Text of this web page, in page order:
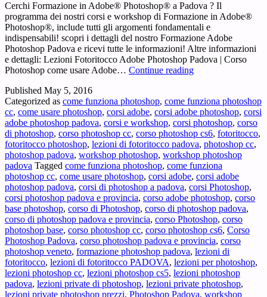
Cerchi Formazione in Adobe® Photoshop® a Padova ? Il
programma dei nostri corsi e workshop di Formazione in Adobe®
Photoshop®, include tutti gli argomenti fondamentali e
indispensabili! scopri i dettagli del nostro Formazione Adobe
Photoshop Padova e ricevi tutte le informazioni! Altre informazioni
e dettagli: Lezioni Fotoritocco Adobe Photoshop Padova | Corso
Photoshop come usare Adobe… Continue readingFormazione
Padova
–
Cerchi
Formazione
in
Adobe®
Photoshop®
a
Padova
?
Published May 5, 2016
Categorized as come funziona photoshop, come funziona photoshop
cc, come usare photoshop, corsi adobe, corsi adobe photoshop, corsi
adobe photoshop padova, corsi e workshop, corsi photoshop, corso
di photoshop, corso photoshop cc, corso photoshop cs6, fotoritocco,
fotoritocco photoshop, lezioni di fotoritocco padova, photoshop cc,
photoshop padova, workshop photoshop, workshop photoshop
padova Tagged come funziona photoshop, come funziona
photoshop cc, come usare photoshop, corsi adobe, corsi adobe
photoshop padova, corsi di photoshop a padova, corsi Photoshop,
corsi photoshop padova e provincia, corso adobe photoshop, corso
base photoshop, corso di Photoshop, corso di photoshop padova,
corso di photoshop padova e provincia, corso Photoshop, corso
photoshop base, corso photoshop cc, corso photoshop cs6, Corso
Photoshop Padova, corso photoshop padova e provincia, corso
photoshop veneto, formazione photoshop padova, lezioni di
fotoritocco, lezioni di fotoritocco PADOVA, lezioni per photoshop,
lezioni photoshop cc, lezioni photoshop cs5, lezioni photoshop
padova, lezioni private di photoshop, lezioni private photoshop,
lezioni private photoshop prezzi, Photoshop Padova, workshop